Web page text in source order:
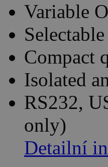
Variable
Compact
Isolated
RS232,
only)
Detailní